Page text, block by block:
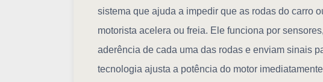
sistema que ajuda a impedir que as rodas do carro
motorista acelera ou freia. Ele funciona por
aderência de cada uma das rodas e enviam sinais
tecnologia ajusta a potência do motor